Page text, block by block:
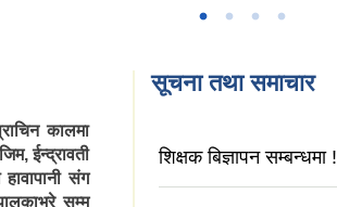
कालमा
ईन्द्रावती
संग
सम्म
सूचना तथा समाचार
शिक्षक बिज्ञापन सम्बन्धमा !